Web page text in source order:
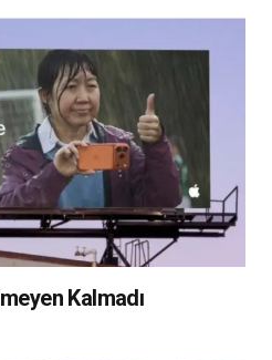
Kalmadı